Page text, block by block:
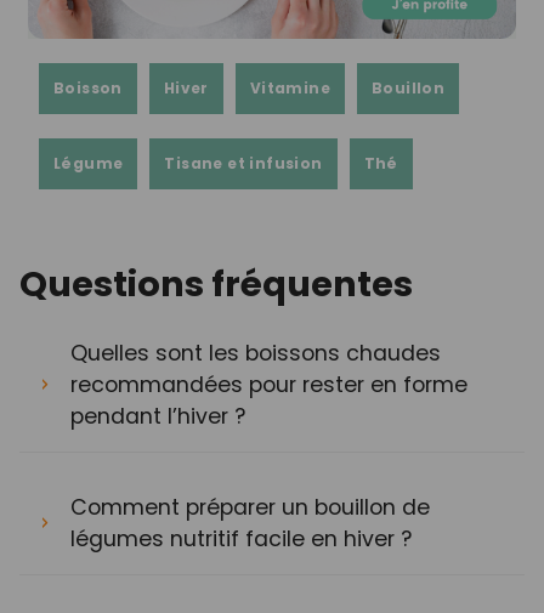
Boisson Hiver Vitamine Bouillon
Légume Tisane et infusion Thé
Questions fréquentes
Quelles sont les boissons chaudes
recommandées pour rester en forme
pendant l’hiver ?
Comment préparer un bouillon de
légumes nutritif facile en hiver ?